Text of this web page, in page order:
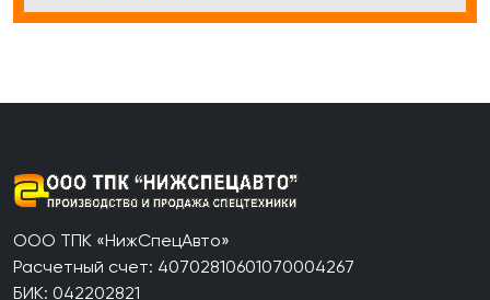
ООО ТПК «НижСпецАвто»
Расчетный счет: 40702810601070004267
БИК: 042202821